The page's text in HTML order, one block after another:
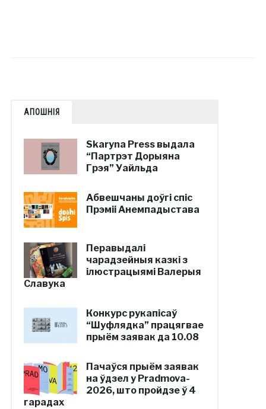
АПОШНІЯ
Skaryna Press выдала
“Партрэт Дорыяна
Грэя” Уайльда
Абвешчаны доўгі спіс
Прэміі Анемпадыстава
Перавыдалі
чарадзейныя казкі з
ілюстрацыямі Валерыя
Славука
Конкурс рукапісаў
“Шуфлядка” працягвае
прыём заявак да 10.08
Пачаўся прыём заявак
на ўдзел у Pradmova-
2026, што пройдзе ў 4
гарадах